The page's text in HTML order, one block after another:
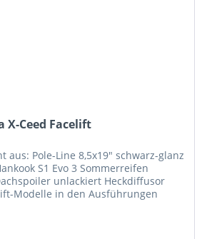
X-Ceed Facelift
aus: Pole-Line 8,5x19" schwarz-glanz
S1 Evo 3 Sommerreifen
unlackiert Heckdiffusor
Modelle in den Ausführungen